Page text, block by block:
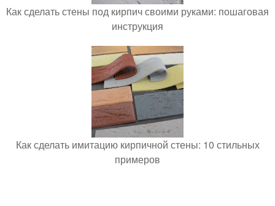
Как сделать стены под кирпич своими руками: пошаговая
инструкция
Как сделать имитацию кирпичной стены: 10 стильных
примеров